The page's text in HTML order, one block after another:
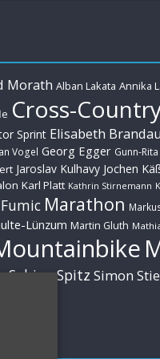
Morath Alban Lakata Annika
Cross-
Sprint Elisabeth Brandau
Vogel Georg Egger Gunn-
Jaroslav Kulhavy Jochen
Karl Platt Kathrin Stirnemann
Marathon
Lünzum Martin Gluth
Sabine Spitz Simon